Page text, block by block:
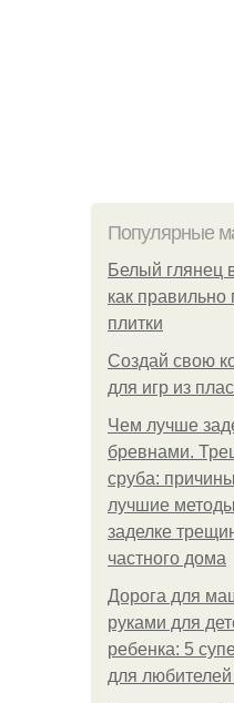
Популярные
Белый глянец
как правильно
плитки
Создай свою
для игр из
Чем лучше
бревнами.
сруба:
лучшие
заделке
частного дома
Дорога для
руками для
ребенка: 5
для